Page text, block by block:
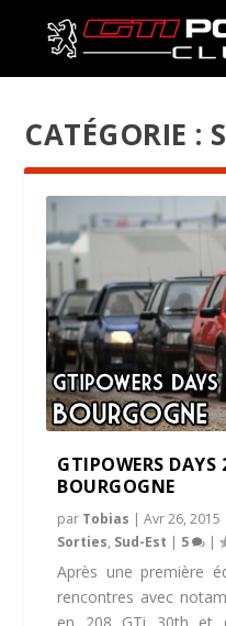
CATÉGORIE :
GTIPOWERS DAYS
BOURGOGNE
par Tobias |Avr 26, 2015
Sorties, Sud-Est | 5 |
Après une première
rencontres avec